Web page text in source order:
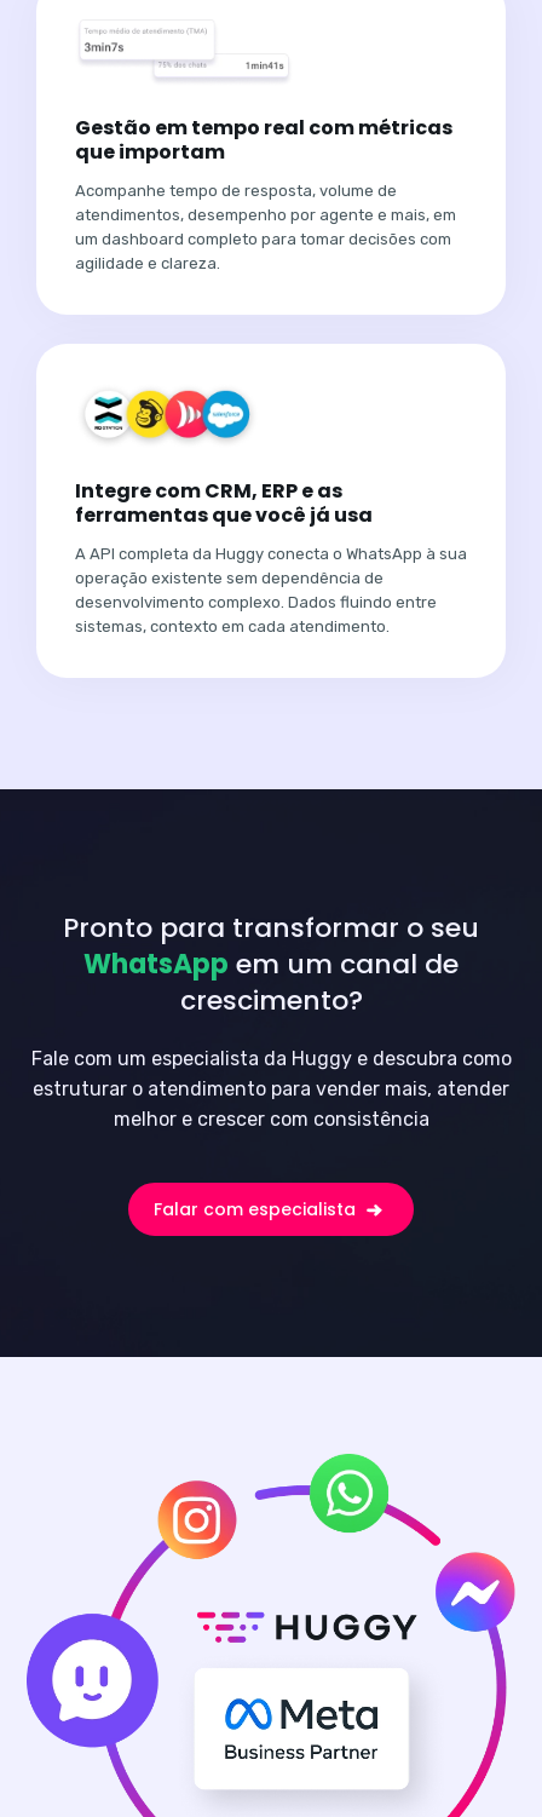
Gestão em tempo real com métricas
que importam
Acompanhe tempo de resposta, volume de
atendimentos, desempenho por agente e mais, em
um dashboard completo para tomar decisões com
agilidade e clareza.
Integre com CRM, ERP e as
ferramentas que você já usa
A API completa da Huggy conecta o WhatsApp à sua
operação existente sem dependência de
desenvolvimento complexo. Dados fluindo entre
sistemas, contexto em cada atendimento.
Pronto para transformar o seu
WhatsApp em um canal de
crescimento?
Fale com um especialista da Huggy e descubra como
estruturar o atendimento para vender mais, atender
melhor e crescer com consistência
Falar com especialista